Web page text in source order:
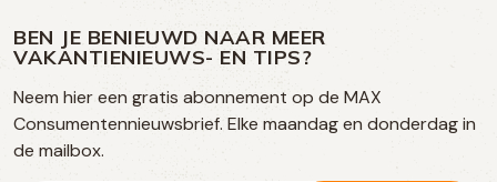
op
social
media
op
Facebook
op
TikTok
op
Instagram
BEN JE BENIEUWD NAAR MEER
VAKANTIENIEUWS- EN TIPS?
Neem hier een gratis abonnement op de MAX
Consumentennieuwsbrief. Elke maandag en donderdag in
de mailbox.